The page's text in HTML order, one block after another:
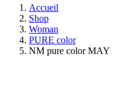
Accueil
Shop
Woman
PURE color
NM pure color MAY